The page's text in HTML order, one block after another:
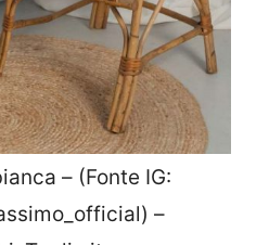
– (Fonte IG:
–